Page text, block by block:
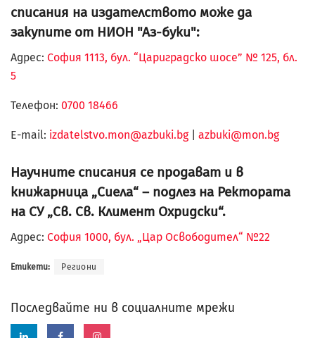
списания на издателството може да
закупите от НИОН "Аз-буки":
Адрес: София 1113, бул. “Цариградско шосе” № 125, бл.
5
Телефон: 0700 18466
Е-mail: izdatelstvo.mon@azbuki.bg| azbuki@mon.bg
Научните списания се продават и в
книжарница „Сиела“ – подлез на Ректората
на СУ „Св. Св. Климент Охридски“.
Адрес: София 1000, бул. „Цар Освободител“ №22
Етикети: Региони
Последвайте ни в социалните мрежи